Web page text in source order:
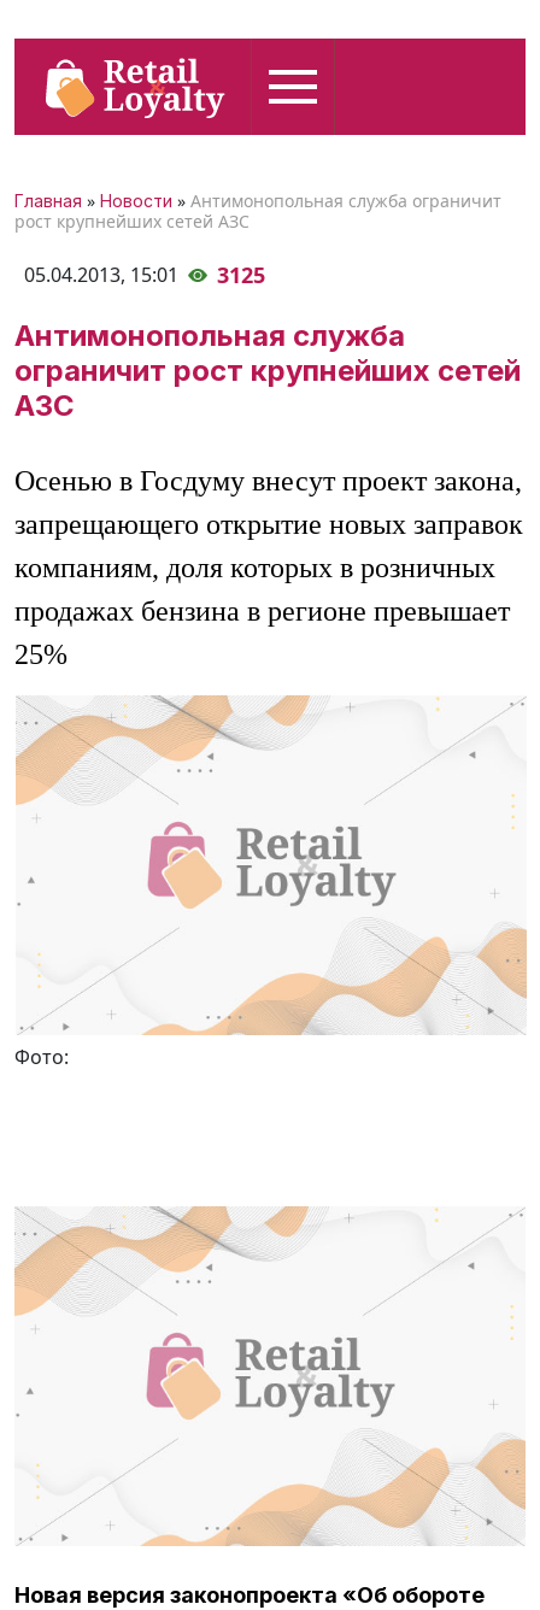
Главная » Новости » Антимонопольная служба ограничит
рост крупнейших сетей АЗС
05.04.2013, 15:01 3125
Антимонопольная служба
ограничит рост крупнейших сетей
АЗС
Осенью в Госдуму внесут проект закона,
запрещающего открытие новых заправок
компаниям, доля которых в розничных
продажах бензина в регионе превышает
25%
Фото:
Новая версия законопроекта «Об обороте